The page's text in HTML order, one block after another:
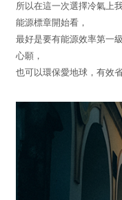
所以在這一次選擇冷氣上
能源標章開始看，
最好是要有能源效率第一
心願，
也可以環保愛地球，有效